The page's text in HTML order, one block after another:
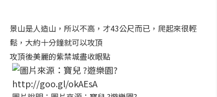
景山是人造山，所以不高，才43公尺而已，爬起來很輕
鬆，大約十分鐘就可以攻頂
攻頂後美麗的紫禁城盡收眼點